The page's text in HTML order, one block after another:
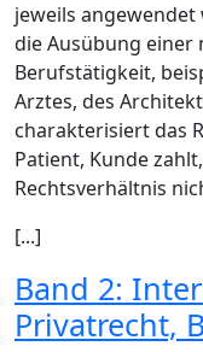
jeweils
die Ausübung
Berufstätigkeit,
Arztes, des
charakterisiert das
Patient, Kunde
Rechtsverhältnis
[...]
Band 2:
Privatrecht,